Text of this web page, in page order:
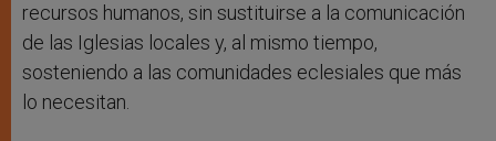
recursos humanos, sin sustituirse a la comunicación
de las Iglesias locales y, al mismo tiempo,
sosteniendo a las comunidades eclesiales que más
lo necesitan.